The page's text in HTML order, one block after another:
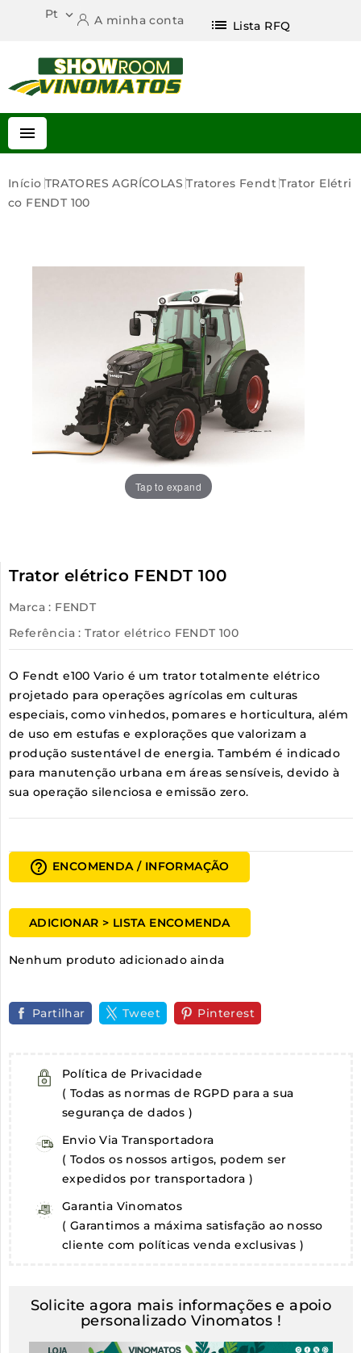
Pt  A minha conta list Lista RFQ

Início TRATORES AGRÍCOLAS Tratores Fendt Trator Elétri
Co FENDT 100
Tap to expand
Trator elétrico FENDT 100
Marca : FENDT
Referência : Trator elétrico FENDT 100
O Fendt e100 Vario é um trator totalmente elétrico
projetado para operações agrícolas em culturas
especiais, como vinhedos, pomares e horticultura, além
de uso em estufas e explorações que valorizam a
produção sustentável de energia. Também é indicado
para manutenção urbana em áreas sensíveis, devido à
sua operação silenciosa e emissão zero.
help_outline ENCOMENDA / INFORMAÇÃO
ADICIONAR > LISTA ENCOMENDA
Nenhum produto adicionado ainda
Partilhar Tweet Pinterest
Política de Privacidade
( Todas as normas de RGPD para a sua
segurança de dados )
Envio Via Transportadora
( Todos os nossos artigos, podem ser
expedidos por transportadora )
Garantia Vinomatos
( Garantimos a máxima satisfação ao nosso
cliente com políticas venda exclusivas )
Solicite agora mais informações e apoio
personalizado Vinomatos !